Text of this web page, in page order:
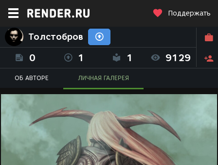
Поддержать
Толстобров
0 1 1 9129
ОБ АВТОРЕ ЛИЧНАЯ ГАЛЕРЕЯ